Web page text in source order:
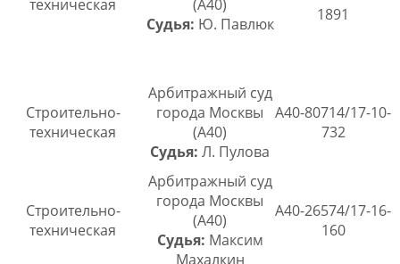
техническая
(А40)
Судья: Ю. Павлюк
1891
Строительно-
техническая
Арбитражный суд
города Москвы
(А40)
Судья: Л. Пулова
А40-80714/17-10-
732
Строительно-
техническая
Арбитражный суд
города Москвы
(А40)
Судья: Максим
Махалкин
А40-26574/17-16-
160